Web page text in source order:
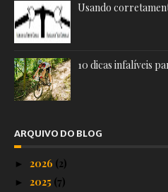
Usando
10 dicas infalíveis
ARQUIVO DO BLOG
► 2026 (2)
► 2025 (7)